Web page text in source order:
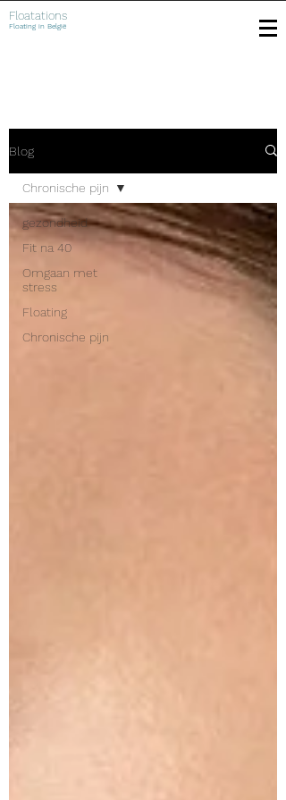
Floatations
Floating in België
Blog
gezondheid
Fit na 40
Omgaan met
stress
Floating
Chronische pijn
Chronische pijn